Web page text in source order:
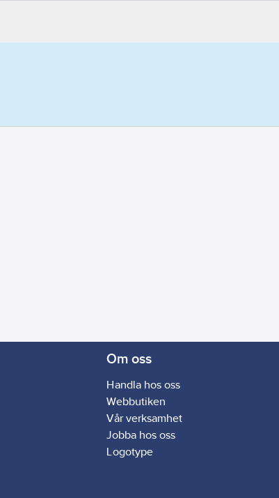
Om oss
Handla hos oss
Webbutiken
Vår verksamhet
Jobba hos oss
Logotype